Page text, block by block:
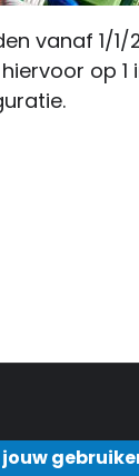
vanaf 1/1/
op
jouw